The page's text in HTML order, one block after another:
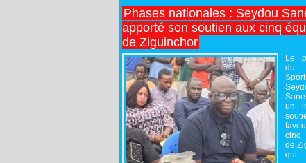
Phases nationales : Seydou
apporté son soutien aux cinq
de Ziguinchor
Le
du
un
cinq
de
qui